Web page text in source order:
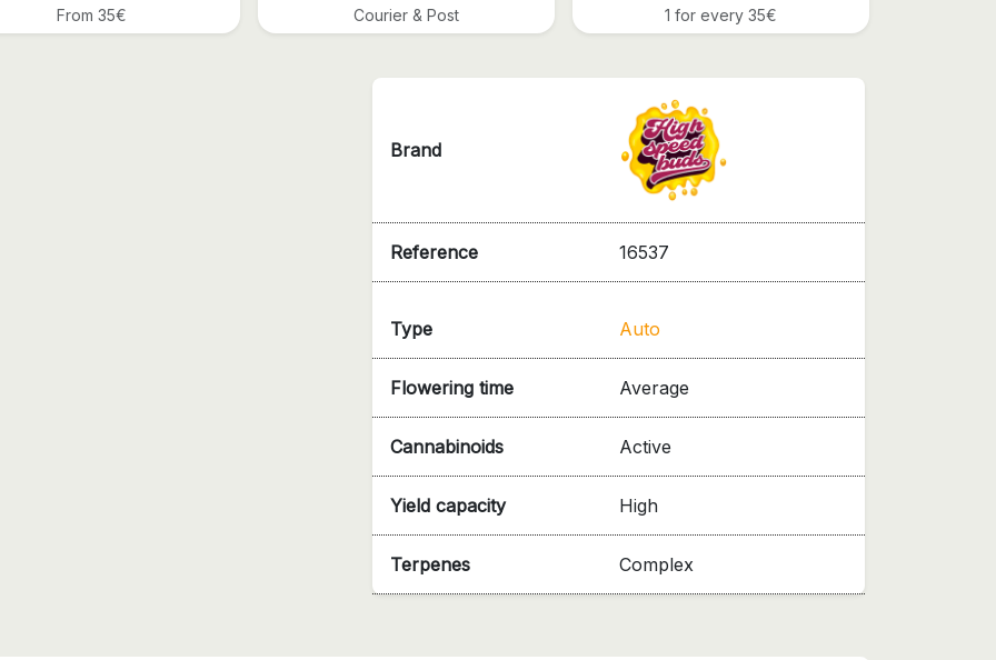
From 35€ Courier & Post 1 for every 35€
Brand
Reference 16537
Type Auto
Flowering time Average
Cannabinoids Active
Yield capacity High
Terpenes Complex